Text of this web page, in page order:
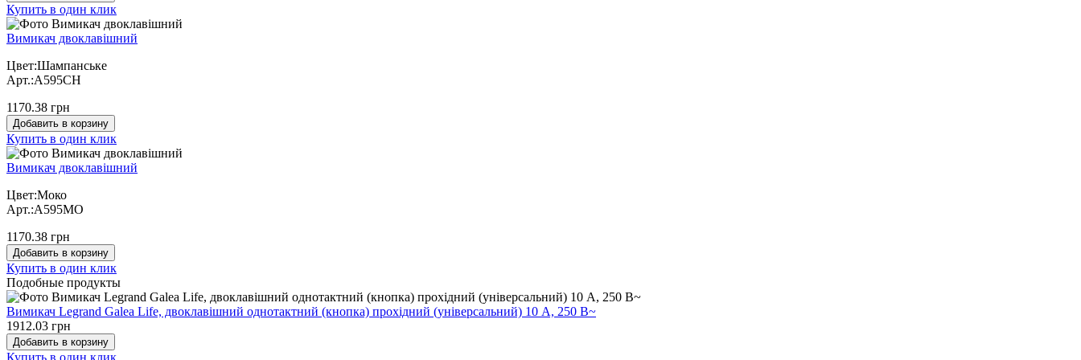
Купить в один клик
Вимикач двоклавішний
Цвет:Шампанське
Арт.:A595CH
1170.38 грн
Добавить в корзину
Купить в один клик
Вимикач двоклавішний
Цвет:Моко
Арт.:A595MO
1170.38 грн
Добавить в корзину
Купить в один клик
Подобные продукты
Вимикач Legrand Galea Life, двоклавішний однотактний (кнопка) прохідний (універсальний) 10 А, 250 В~
1912.03 грн
Добавить в корзину
Купить в один клик